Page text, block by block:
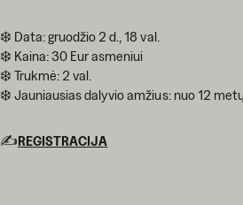
❄️ Data: gruodžio 2 d., 18 val.
❄️ Kaina: 30 Eur asmeniui
❄️ Trukmė: 2 val.
❄️ Jauniausias dalyvio amžius: nuo 12
✍️REGISTRACIJA